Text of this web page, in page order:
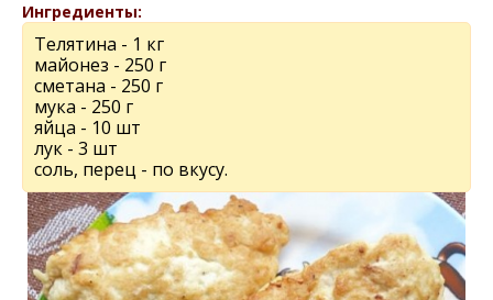
Ингредиенты:
Телятина - 1 кг
майонез - 250 г
сметана - 250 г
мука - 250 г
яйца - 10 шт
лук - 3 шт
соль, перец - по вкусу.